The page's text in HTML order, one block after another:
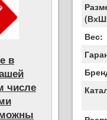
в
числе
Вес: